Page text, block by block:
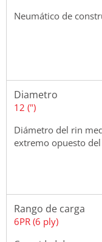
Neumático de
Diametro
12 (")
Diámetro del rin
extremo opuesto
Rango de carga
6PR (6 ply)